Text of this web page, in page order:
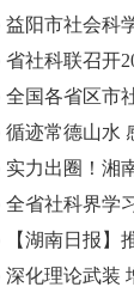
益阳市社会科
召开
省社科联召开
中心组（扩大
全国各省区市
会议在蓉召开
循迹常德山水
联工会活动常
实力出圈！湘
获省、国家级
全省社科界学
会发言摘编
【湖南日报】
制度化规范化
深化理论武装